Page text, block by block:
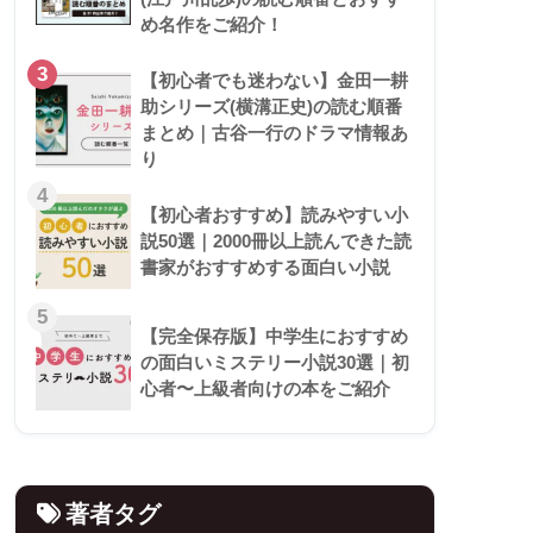
め名作をご紹介！
3
【初心者でも迷わない】金田一耕
助シリーズ(横溝正史)の読む順番
まとめ｜古谷一行のドラマ情報あ
り
4
【初心者おすすめ】読みやすい小
説50選｜2000冊以上読んできた読
書家がおすすめする面白い小説
5
【完全保存版】中学生におすすめ
の面白いミステリー小説30選｜初
心者〜上級者向けの本をご紹介
著者タグ